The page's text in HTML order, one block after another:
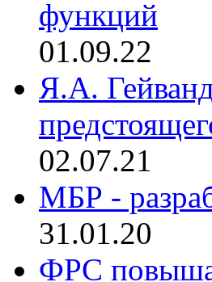
функций
01.09.22
Я.А.
02.07.21
МБР -
31.01.20
ФРС